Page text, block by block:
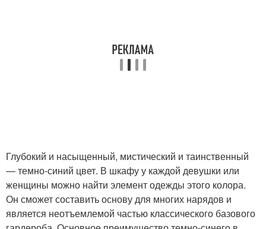
Глубокий и насыщенный, мистический и таинственный
— темно-синий цвет. В шкафу у каждой девушки или
женщины можно найти элемент одежды этого колора.
Он сможет составить основу для многих нарядов и
является неотъемлемой частью классического базового